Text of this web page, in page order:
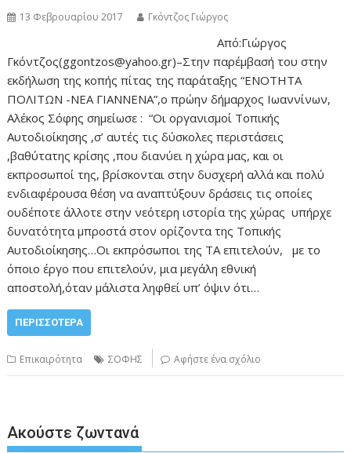
13 Φεβρουαρίου 2017 Γκόντζος Γιώργος
Από:Γιώργος
Γκόντζος(ggontzos@yahoo.gr)–Στην παρέμβασή του στην
εκδήλωση της κοπής πίτας της παράταξης “ΕΝΟΤΗΤΑ
ΠΟΛΙΤΩΝ -ΝΕΑ ΓΙΑΝΝΕΝΑ”,ο πρώην δήμαρχος Ιωαννίνων,
Αλέκος Σόφης σημείωσε : “Οι οργανισμοί Τοπικής
Αυτοδιοίκησης ,σ’ αυτές τις δύσκολες περιστάσεις
,βαθύτατης κρίσης ,που διανύει η χώρα μας, και οι
εκπροσωποί της, βρίσκονται στην δυσχερή αλλά και πολύ
ενδιαφέρουσα θέση να αναπτύξουν δράσεις τις οποίες
ουδέποτε άλλοτε στην νεότερη ιστορία της χώρας υπήρχε
δυνατότητα μπροστά στον ορίζοντα της Τοπικής
Αυτοδιοίκησης…Οι εκπρόσωποι της ΤΑ επιτελούν, με το
όποιο έργο που επιτελούν, μια μεγάλη εθνική
αποστολή,όταν μάλιστα ληφθεί υπ’ όψιν ότι…
ΠΕΡΙΣΣΌΤΕΡΑ
Επικαιρότητα ΣΟΦΗΣ Αφήστε ένα σχόλιο
Ακούστε ζωντανά